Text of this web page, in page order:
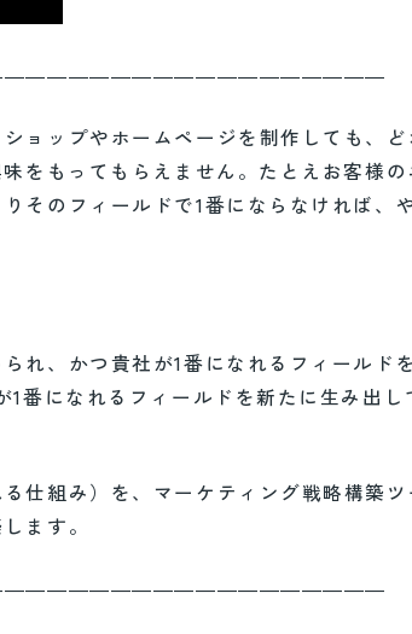
ョップやホームページを制作しても、
をもってもらえません。たとえお客様
そのフィールドで1番にならなければ、
れ、かつ貴社が1番になれるフィールド
番になれるフィールドを新たに生み出し
仕組み）を、マーケティング戦略構築
ます。